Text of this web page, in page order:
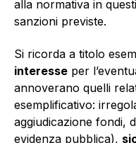
alla normativa in
sanzioni previste.
Si ricorda a titolo
interesse per
annoverano quelli
esemplificativo:
aggiudicazione fondi,
evidenza pubblica),